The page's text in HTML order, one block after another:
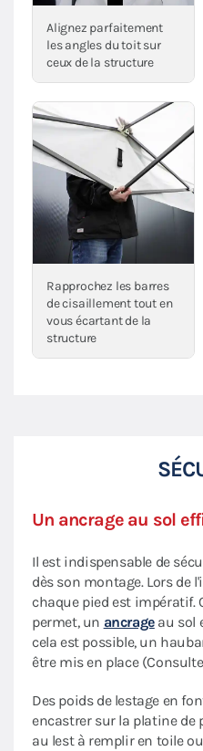
Alignez parfaitement
les angles du toit sur
ceux de la structure
Rapprochez les barres
de cisaillement tout en
vous écartant de la
structure
Un ancrage au sol
Il est indispensable de
dès son montage. Lors de
chaque pied est impératif.
permet, un ancrageau sol
cela est possible, un
être mis en place
Des poids de lestage en
encastrer sur la platine de
au lest à remplir en toile